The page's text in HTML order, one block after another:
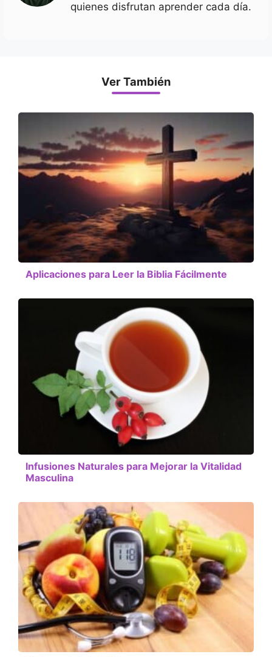
quienes disfrutan aprender cada día.
Ver También
Aplicaciones para Leer la Biblia Fácilmente
Infusiones Naturales para Mejorar la Vitalidad
Masculina